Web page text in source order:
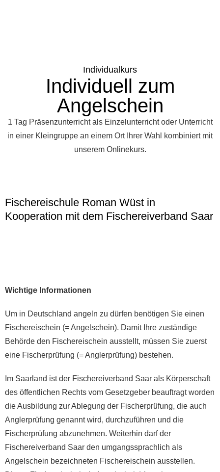
Individualkurs
Individuell zum
Angelschein
1 Tag Präsenzunterricht als Einzelunterricht oder Unterricht
in einer Kleingruppe an einem Ort Ihrer Wahl kombiniert mit
unserem Onlinekurs.
Fischereischule Roman Wüst in
Kooperation mit dem Fischereiverband Saar
Wichtige Informationen
Um in Deutschland angeln zu dürfen benötigen Sie einen
Fischereischein (= Angelschein). Damit Ihre zuständige
Behörde den Fischereischein ausstellt, müssen Sie zuerst
eine Fischerprüfung (= Anglerprüfung) bestehen.
Im Saarland ist der Fischereiverband Saar als Körperschaft
des öffentlichen Rechts vom Gesetzgeber beauftragt worden
die Ausbildung zur Ablegung der Fischerprüfung, die auch
Anglerprüfung genannt wird, durchzuführen und die
Fischerprüfung abzunehmen. Weiterhin darf der
Fischereiverband Saar den umgangssprachlich als
Angelschein bezeichneten Fischereischein ausstellen.